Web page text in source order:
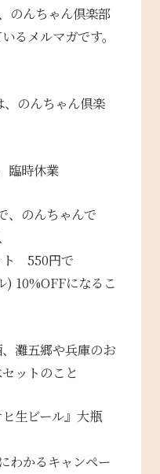
のんちゃん倶楽部
るメルマガです。
、のんちゃん倶楽
臨時休業
のんちゃんで
550円で
10%OFFになるこ
灘五郷や兵庫のお
ットのこと
生ビール』大瓶
かるキャンペー